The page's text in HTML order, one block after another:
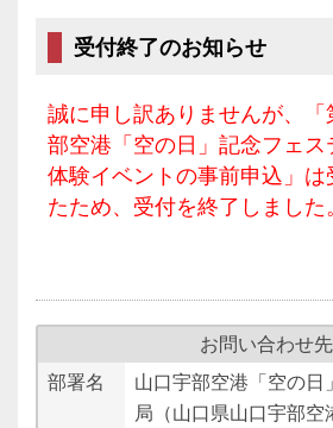
受付終了のお知らせ
誠に申し訳ありませんが、「
部空港「空の日」記念フェス
体験イベントの事前申込」
たため、受付を終了しました
お問い合わせ先
部署名
山口宇部空港「空の日
局（山口県山口宇部空